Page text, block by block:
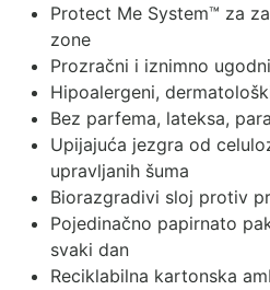
Protect Me System™ za
zone
Prozračni i iznimno
Hipoalergeni,
Bez parfema, lateksa,
Upijajuća jezgra od
upravljanih šuma
Biorazgradivi sloj protiv
Pojedinačno papirnato
svaki dan
Reciklabilna kartonska